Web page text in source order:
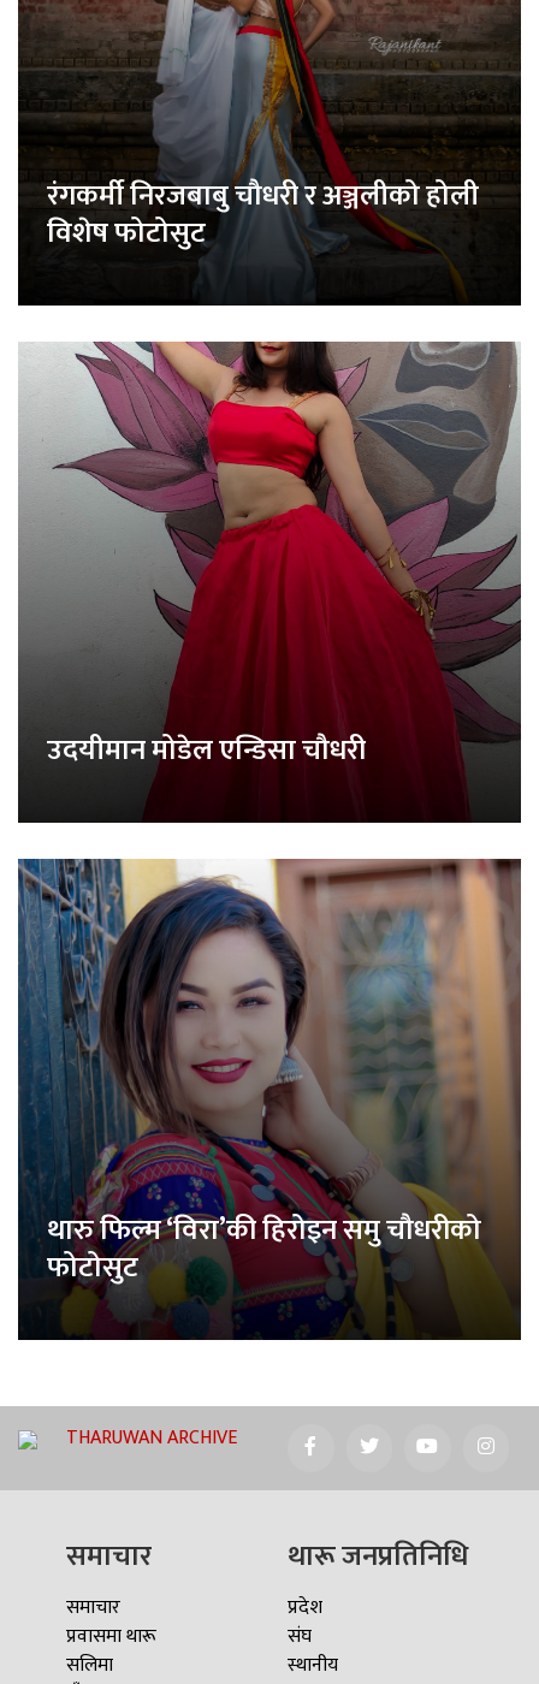
रंगकर्मी निरजबाबु चौधरी र अञ्जलीको होली
विशेष फोटोसुट
उदयीमान मोडेल एन्डिसा चौधरी
थारु फिल्म ‘विरा’की हिरोइन समु चौधरीको
फोटोसुट
THARUWAN ARCHIVE
समाचार
समाचार
प्रवासमा थारू
सलिमा
थारू जनप्रतिनिधि
प्रदेश
संघ
स्थानीय